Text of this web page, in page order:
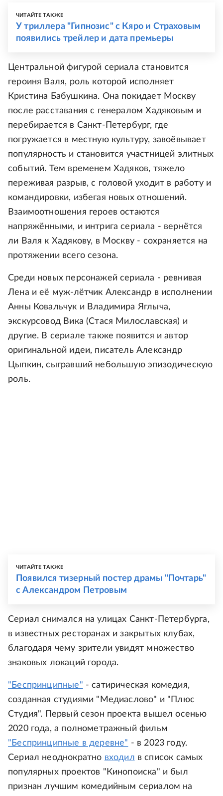
ЧИТАЙТЕ ТАКЖЕ
У триллера "Гипнозис" с Кяро и Страховым
появились трейлер и дата премьеры
Центральной фигурой сериала становится
героиня Валя, роль которой исполняет
Кристина Бабушкина. Она покидает Москву
после расставания с генералом Хадяковым и
перебирается в Санкт-Петербург, где
погружается в местную культуру, завоёвывает
популярность и становится участницей элитных
событий. Тем временем Хадяков, тяжело
переживая разрыв, с головой уходит в работу и
командировки, избегая новых отношений.
Взаимоотношения героев остаются
напряжёнными, и интрига сериала - вернётся
ли Валя к Хадякову, в Москву - сохраняется на
протяжении всего сезона.
Среди новых персонажей сериала - ревнивая
Лена и её муж-лётчик Александр в исполнении
Анны Ковальчук и Владимира Яглыча,
экскурсовод Вика (Стася Милославская) и
другие. В сериале также появится и автор
оригинальной идеи, писатель Александр
Цыпкин, сыгравший небольшую эпизодическую
роль.
ЧИТАЙТЕ ТАКЖЕ
Появился тизерный постер драмы "Почтарь"
с Александром Петровым
Сериал снимался на улицах Санкт-Петербурга,
в известных ресторанах и закрытых клубах,
благодаря чему зрители увидят множество
знаковых локаций города.
"Беспринципные" - сатирическая комедия,
созданная студиями "Медиаслово" и "Плюс
Студия". Первый сезон проекта вышел осенью
2020 года, а полнометражный фильм
"Беспринципные в деревне" - в 2023 году.
Сериал неоднократно входил в список самых
популярных проектов "Кинопоиска" и был
признан лучшим комедийным сериалом на